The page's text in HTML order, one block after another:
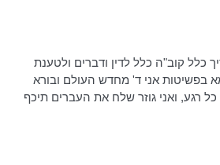
כלל קוב"ה כלל לדין ודברים ולטענת
בפשיטות אני ד' מחדש העולם ובורא
כל רגע, ואני גוזר שלח את העברים תיכף